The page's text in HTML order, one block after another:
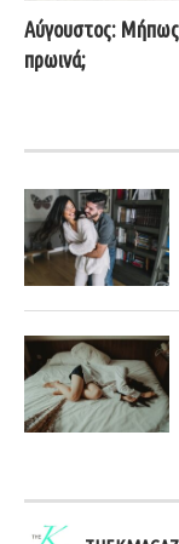
Αύγουστος: Μήπως
πρωινά;